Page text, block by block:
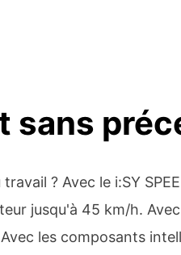
sans
? Avec le i:SY
jusqu'à 45 km/h.
les composants